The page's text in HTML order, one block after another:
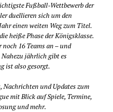
Fußball-Wettbewerb der
duellieren sich um den
einen weiten Weg zum Titel.
heiße Phase der Königsklasse.
16 Teams an – und
jährlich gibt es
ist also gesorgt.
Nachrichten und Updates zum
mit Blick auf Spiele, Termine,
und mehr.